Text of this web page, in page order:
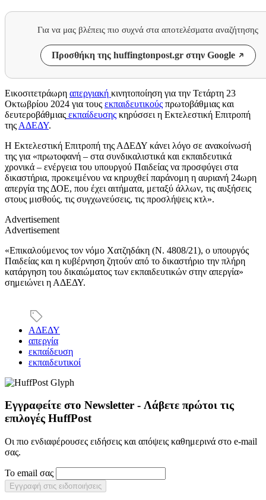
Για να μας βλέπεις πιο συχνά στα αποτελέσματα αναζήτησης
Προσθήκη της huffingtonpost.gr στην Google
Εικοσιτετράωρη απεργιακή κινητοποίηση για την Τετάρτη 23
Οκτωβρίου 2024 για τους εκπαιδευτικούς πρωτοβάθμιας και
δευτεροβάθμιας εκπαίδευσης κηρύσσει η Εκτελεστική Επιτροπή
της ΑΔΕΔΥ.
Η Εκτελεστική Επιτροπή της ΑΔΕΔΥ κάνει λόγο σε ανακοίνωσή
της για «πρωτοφανή – στα συνδικαλιστικά και εκπαιδευτικά
χρονικά – ενέργεια του υπουργού Παιδείας να προσφύγει στα
δικαστήρια, προκειμένου να κηρυχθεί παράνομη η αυριανή 24ωρη
απεργία της ΔΟΕ, που έχει αιτήματα, μεταξύ άλλων, τις αυξήσεις
στους μισθούς, τις συγχωνεύσεις, τις προσλήψεις κτλ».
Advertisement
Advertisement
«Επικαλούμενος τον νόμο Χατζηδάκη (Ν. 4808/21), ο υπουργός
Παιδείας και η κυβέρνηση ζητούν από το δικαστήριο την πλήρη
κατάργηση του δικαιώματος των εκπαιδευτικών στην απεργία»
σημειώνει η ΑΔΕΔΥ.
ΑΔΕΔΥ
απεργία
εκπαίδευση
εκπαιδευτικοί
Εγγραφείτε στο Newsletter - Λάβετε πρώτοι τις
επιλογές HuffPost
Οι πιο ενδιαφέρουσες ειδήσεις και απόψεις καθημερινά στο e-mail
σας.
Το email σας
Εγγραφή στις ειδοποιήσεις